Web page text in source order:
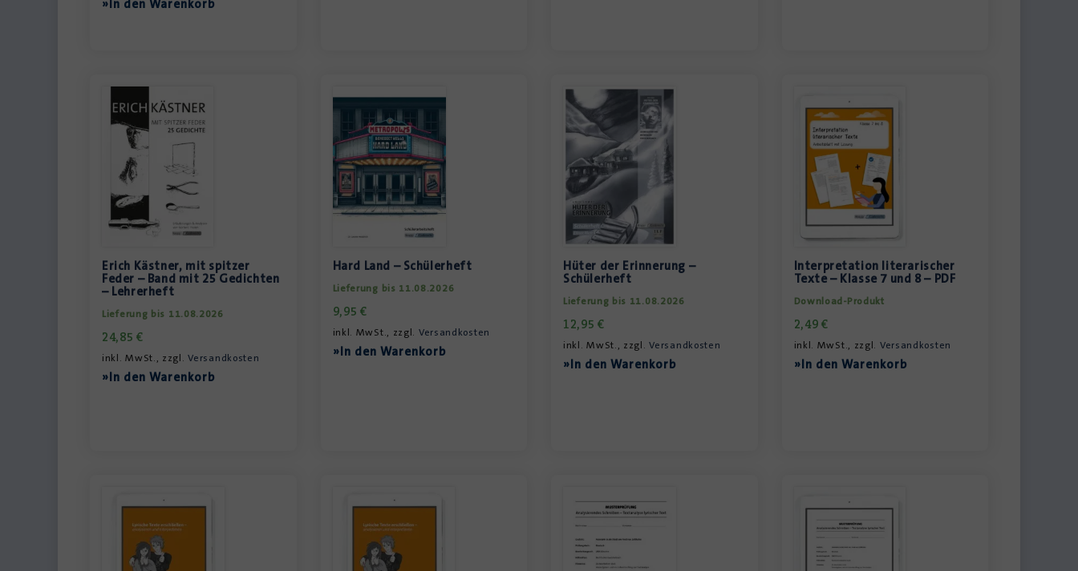
»In den Warenkorb
Erich Kästner, mit spitzer
Feder – Band mit 25 Gedichten
– Lehrerheft
Lieferung bis 11.08.2026
24,85€
inkl. MwSt., zzgl.Versandkosten
»In den Warenkorb
Hard Land – Schülerheft
Lieferung bis 11.08.2026
9,95 €
inkl. MwSt., zzgl. Versandkosten
»In den Warenkorb
Hüter der Erinnerung –
Schülerheft
Lieferung bis 11.08.2026
12,95€
inkl. MwSt., zzgl.Versandkosten
»In den Warenkorb
Interpretation literarischer
Texte – Klasse 7 und 8 – PDF
Download-Produkt
2,49 €
inkl. MwSt., zzgl. Versandkosten
»In den Warenkorb